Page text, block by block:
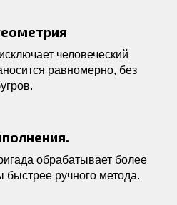
человеческий
равномерно, без
обрабатывает более
ручного метода.